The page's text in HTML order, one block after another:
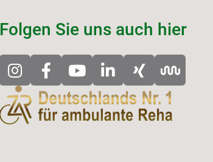
Folgen Sie uns auch hier